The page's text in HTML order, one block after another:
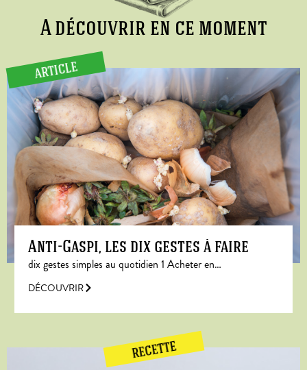
A découvrir en ce moment
ARTICLE
Anti-Gaspi, les dix gestes à faire
dix gestes simples au quotidien 1 Acheter en…
DÉCOUVRIR
RECETTE